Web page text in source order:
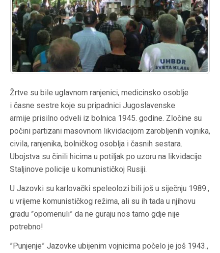
Žrtve su bile uglavnom ranjenici, medicinsko osoblje
i časne sestre koje su pripadnici Jugoslavenske
armije prisilno odveli iz bolnica 1945. godine. Zločine su
počini partizani masovnom likvidacijom zarobljenih vojnika,
civila, ranjenika, bolničkog osoblja i časnih sestara.
Ubojstva su činili hicima u potiljak po uzoru na likvidacije
Staljinove policije u komunističkoj Rusiji.
U Jazovki su karlovački speleolozi bili još u siječnju 1989.,
u vrijeme komunističkog režima, ali su ih tada u njihovu
gradu ”opomenuli” da ne guraju nos tamo gdje nije
potrebno!
”Punjenje” Jazovke ubijenim vojnicima počelo je još 1943.,